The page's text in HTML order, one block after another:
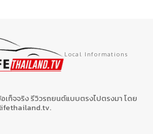
Local Informations
อเท็จจริง รีวิวรถยนต์แบบตรงไปตรงมา โดย